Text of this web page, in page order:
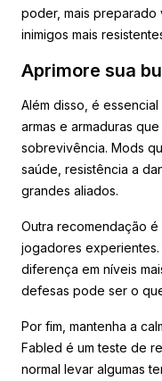
poder, mais preparado
inimigos mais
Aprimore sua
Além disso, é
armas e armaduras
sobrevivência. Mods
saúde, resistência a
grandes aliados.
Outra recomendação
jogadores
diferença em níveis
defesas pode ser o
Por fim, mantenha a
Fabled é um teste de
normal levar algumas